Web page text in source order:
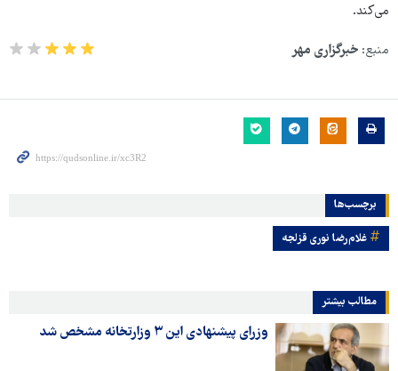
می‌کند.
منبع: خبرگزاری مهر
برچسب‌ها
غلام‌رضا نوری قزلجه
مطالب بیشتر
وزرای پیشنهادی این ۳ وزارتخانه مشخص شد